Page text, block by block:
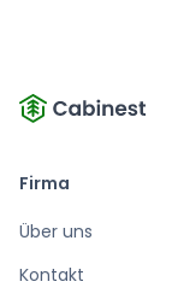
Firma
Über uns
Kontakt